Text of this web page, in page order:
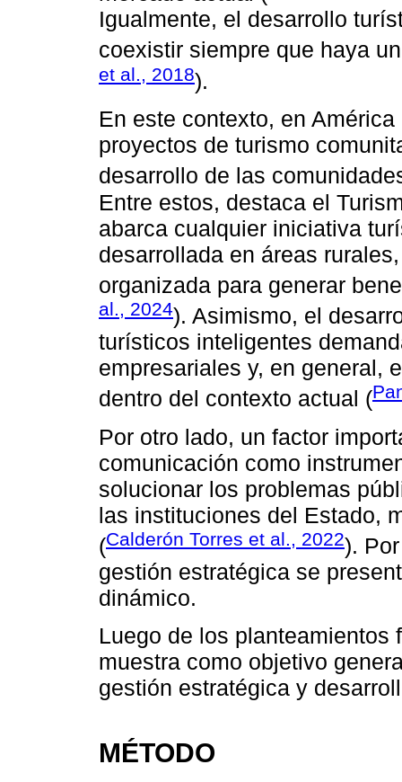
Igualmente, el desarrollo
coexistir siempre que haya
et al., 2018).
En este contexto, en
proyectos de turismo
desarrollo de las
Entre estos, destaca el
abarca cualquier iniciativa
desarrollada en áreas
organizada para generar
al., 2024). Asimismo, el
turísticos inteligentes
empresariales y, en general,
dentro del contexto actual (
Por otro lado, un factor
comunicación como
solucionar los problemas
las instituciones del Estado,
(Calderón Torres et al., 2022).
gestión estratégica se
dinámico.
Luego de los planteamientos
muestra como objetivo
gestión estratégica y
MÉTODO